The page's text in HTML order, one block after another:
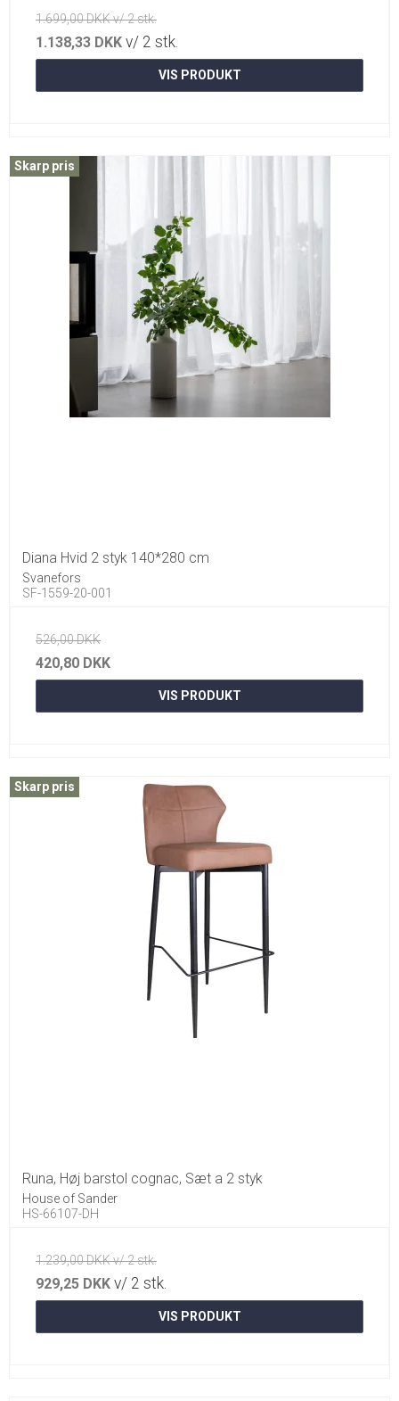
1.699,00 DKK v/ 2 stk.
1.138,33 DKK v/ 2 stk.
VIS PRODUKT
Skarp pris
Diana Hvid 2 styk 140*280 cm
Svanefors
SF-1559-20-001
526,00 DKK
420,80 DKK
VIS PRODUKT
Skarp pris
Runa, Høj barstol cognac, Sæt a 2 styk
House of Sander
HS-66107-DH
1.239,00 DKK v/ 2 stk.
929,25 DKK v/ 2 stk.
VIS PRODUKT